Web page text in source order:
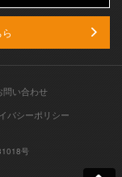
問い合わせ
バシーポリシー
号